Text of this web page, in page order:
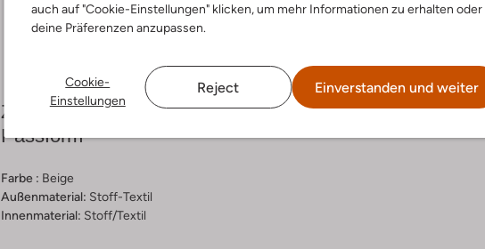
auch auf "Cookie-Einstellungen" klicken, um mehr Informationen zu erhalten oder
deine Präferenzen anzupassen.
Cookie-
Einstellungen
Reject Einverstanden und weiter
Lieferung & Rückgabe
Zusammensetzung &
Passform
Farbe : Beige
Außenmaterial: Stoff-Textil
Innenmaterial: Stoff/textil